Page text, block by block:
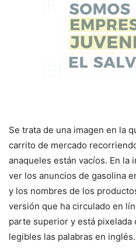
Se trata de una imagen en la
carrito de mercado
anaqueles están vacíos. En la
ver los anuncios de gasolina
y los nombres de los
versión que ha circulado en
parte superior y está pixelada
legibles las palabras en inglés.